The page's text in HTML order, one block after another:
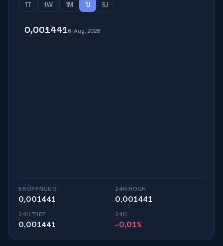
1T
1W 1M 1J 5J
0,0014418. Aug. 2026
ERÖFFNUNG
0,001441
24H HOCH
0,001441
24H TIEF
0,001441
24H
-0,01%